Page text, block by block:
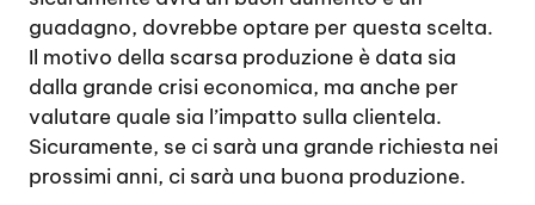
guadagno, dovrebbe optare per questa scelta.
Il motivo della scarsa produzione è data sia
dalla grande crisi economica, ma anche per
valutare quale sia l’impatto sulla clientela.
Sicuramente, se ci sarà una grande richiesta nei
prossimi anni, ci sarà una buona produzione.